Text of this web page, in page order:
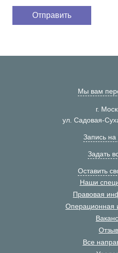
Мы вам
г.
ул. Садовая-
Запись
Задать
Оставить
Наши
Правовая
Операционная
Все